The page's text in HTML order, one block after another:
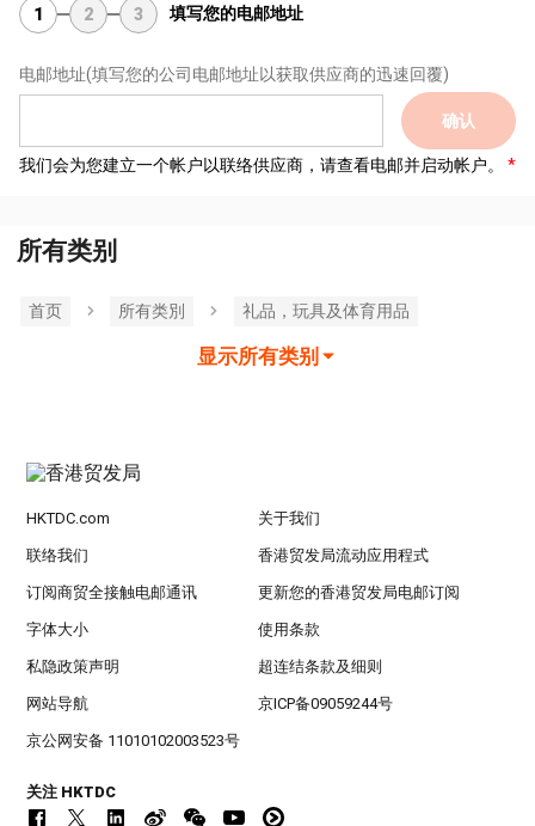
1 2 3 填写您的电邮地址
电邮地址(填写您的公司电邮地址以获取供应商的迅速回覆)
确认
我们会为您建立一个帐户以联络供应商，请查看电邮并启动帐户。
所有类别
首页 所有类別 礼品，玩具及体育用品
显示所有类别
HKTDC.com 关于我们
联络我们 香港贸发局流动应用程式
订阅商贸全接触电邮通讯 更新您的香港贸发局电邮订阅
字体大小 使用条款
私隐政策声明 超连结条款及细则
网站导航 京ICP备09059244号
京公网安备 11010102003523号
关注 HKTDC